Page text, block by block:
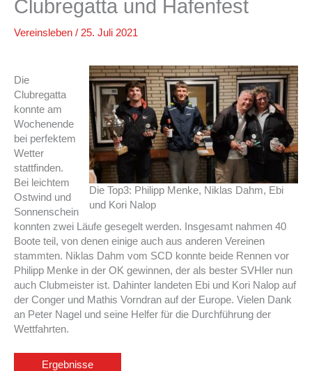
Clubregatta und Hafenfest
Vereinsleben / 25. Juli 2021
Die Top3: Philipp Menke, Niklas Dahm, Ebi
und Kori Nalop
Die
Clubregatta
konnte am
Wochenende
bei perfektem
Wetter
stattfinden.
Bei leichtem
Ostwind und
Sonnenschein
konnten zwei Läufe gesegelt werden. Insgesamt nahmen 40
Boote teil, von denen einige auch aus anderen Vereinen
stammten. Niklas Dahm vom SCD konnte beide Rennen vor
Philipp Menke in der OK gewinnen, der als bester SVHler nun
auch Clubmeister ist. Dahinter landeten Ebi und Kori Nalop auf
der Conger und Mathis Vorndran auf der Europe. Vielen Dank
an Peter Nagel und seine Helfer für die Durchführung der
Wettfahrten.
Ergebnisse